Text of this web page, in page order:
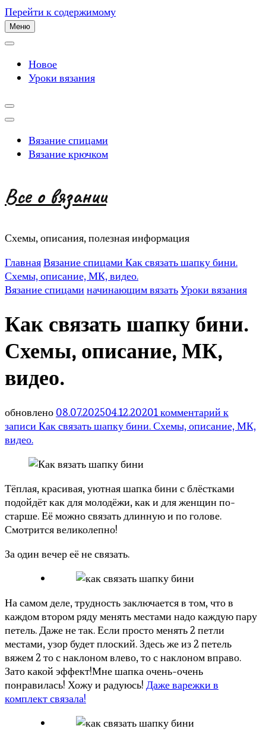
Перейти к содержимому
Меню
Новое
Уроки вязания
Вязание спицами
Вязание крючком
Все о вязании
Схемы, описания, полезная информация
ГлавнаяВязание спицами Как связать шапку бини.
Схемы, описание, МК, видео.
Вязание спицами начинающим вязатьУроки вязания
Как связать шапку бини.
Схемы, описание, МК,
видео.
обновлено 08.07.202504.12.20201 комментарий к
записи Как связать шапку бини. Схемы, описание, МК,
видео.
Тёплая, красивая, уютная шапка бини с блёстками
подойдёт как для молодёжи, как и для женщин по-
старше. Её можно связать длинную и по голове.
Смотрится великолепно!
За один вечер её не связать.
На самом деле, трудность заключается в том, что в
каждом втором ряду менять местами надо каждую пару
петель. Даже не так. Если просто менять 2 петли
местами, узор будет плоский. Здесь же из 2 петель
вяжем 2 то с наклоном влево, то с наклоном вправо.
Зато какой эффект!Мне шапка очень-очень
понравилась! Хожу и радуюсь! Даже варежки в
комплект связала!